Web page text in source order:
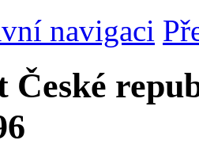
navigaci
České